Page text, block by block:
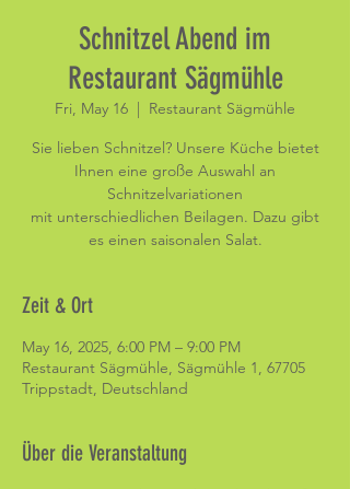
Schnitzel Abend im
Restaurant Sägmühle
Fri, May 16
  |
Restaurant Sägmühle
Sie lieben Schnitzel? Unsere Küche bietet
Ihnen eine große Auswahl an
Schnitzelvariationen
mit unterschiedlichen Beilagen. Dazu gibt
es einen saisonalen Salat.
Zeit & Ort
May 16, 2025, 6:00 PM – 9:00 PM
Restaurant Sägmühle, Sägmühle 1, 67705
Trippstadt, Deutschland
Über die Veranstaltung